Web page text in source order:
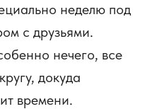
неделю под
с друзьями.
нечего, все
докуда
времени.